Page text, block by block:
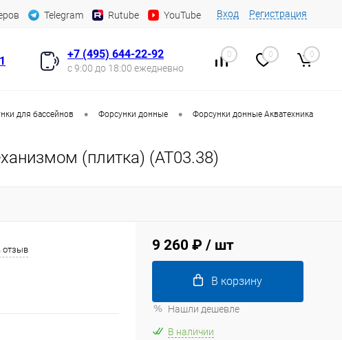
Telegram Rutube YouTube Вход Регистрация
+7 (495) 644-22-92
с 9:00 до 18:00 ежедневно
0 0 0
для бассейнов • Форсунки донные • Форсунки донные Акватехника
(плитка) (AT03.38)
отзыв 9 260 ₽ / шт
В корзину
Нашли дешевле
В наличии